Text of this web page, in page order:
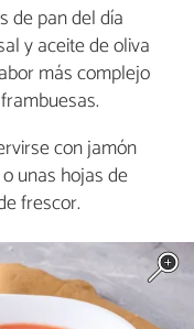
de pan del día
y aceite de oliva
más complejo
con jamón
unas hojas de
frescor.